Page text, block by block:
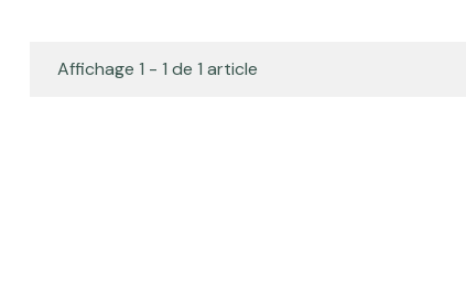
Affichage 1 - 1 de 1 article